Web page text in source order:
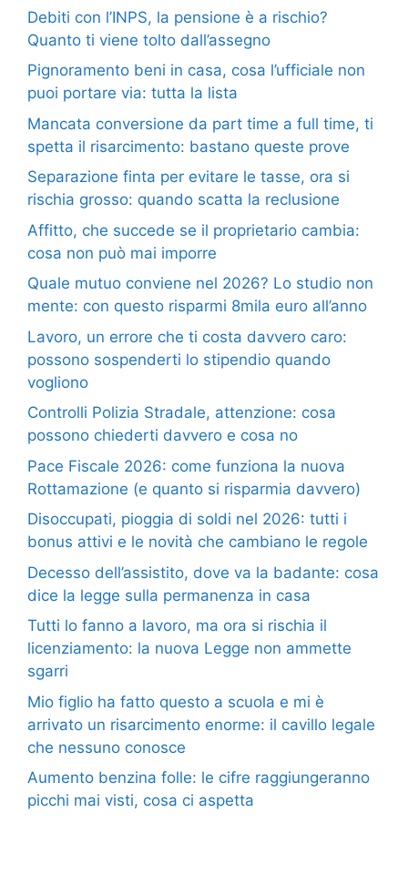
Debiti con l’INPS, la pensione è a rischio?
Quanto ti viene tolto dall’assegno
Pignoramento beni in casa, cosa l’ufficiale non
puoi portare via: tutta la lista
Mancata conversione da part time a full time, ti
spetta il risarcimento: bastano queste prove
Separazione finta per evitare le tasse, ora si
rischia grosso: quando scatta la reclusione
Affitto, che succede se il proprietario cambia:
cosa non può mai imporre
Quale mutuo conviene nel 2026? Lo studio non
mente: con questo risparmi 8mila euro all’anno
Lavoro, un errore che ti costa davvero caro:
possono sospenderti lo stipendio quando
vogliono
Controlli Polizia Stradale, attenzione: cosa
possono chiederti davvero e cosa no
Pace Fiscale 2026: come funziona la nuova
Rottamazione (e quanto si risparmia davvero)
Disoccupati, pioggia di soldi nel 2026: tutti i
bonus attivi e le novità che cambiano le regole
Decesso dell’assistito, dove va la badante: cosa
dice la legge sulla permanenza in casa
Tutti lo fanno a lavoro, ma ora si rischia il
licenziamento: la nuova Legge non ammette
sgarri
Mio figlio ha fatto questo a scuola e mi è
arrivato un risarcimento enorme: il cavillo legale
che nessuno conosce
Aumento benzina folle: le cifre raggiungeranno
picchi mai visti, cosa ci aspetta